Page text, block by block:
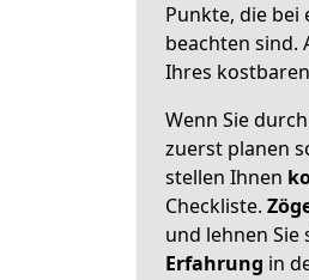
Punkte, die bei
beachten sind.
Ihres
Wenn Sie
zuerst planen
stellen Ihnen
Checkliste.
und lehnen Sie
Erfahrung in